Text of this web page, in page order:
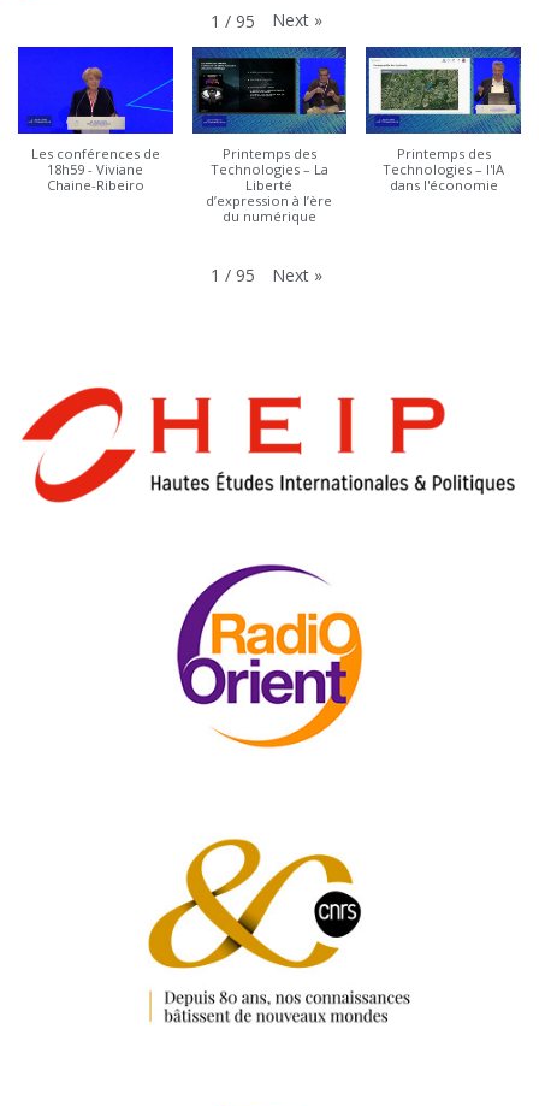
1 / 95 Next »
Les conférences de
18h59 - Viviane
Chaine-Ribeiro
Printemps des
Technologies – La
Liberté
d’expression à l’ère
du numérique
Printemps des
Technologies – l'IA
dans l'économie
1 / 95 Next »